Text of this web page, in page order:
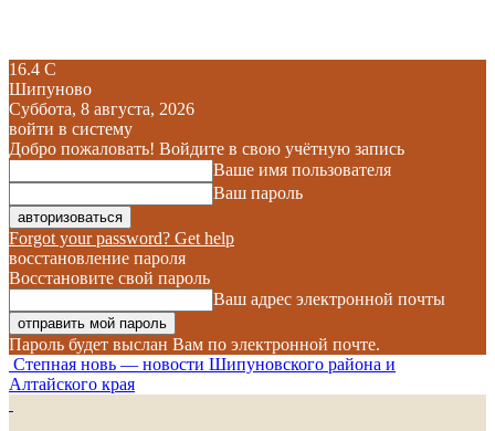
16.4 C
Шипуново
Суббота, 8 августа, 2026
войти в систему
Добро пожаловать! Войдите в свою учётную запись
Ваше имя пользователя
Ваш пароль
Forgot your password? Get help
восстановление пароля
Восстановите свой пароль
Ваш адрес электронной почты
Пароль будет выслан Вам по электронной почте.
Степная новь — новости Шипуновского района и
Алтайского края